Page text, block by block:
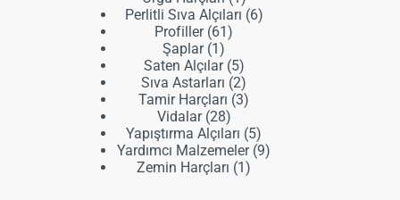
ürün
Perlitli Sıva Alçıları 66
Profiller 6161
Şaplar 11
ürün
Saten Alçılar 55
ürün
Sıva Astarları 22
ürün
Tamir Harçları 33
Vidalar 2828
ürün
Yapıştırma Alçıları 55
ürün
Yardımcı Malzemeler 99
Zemin Harçları 11